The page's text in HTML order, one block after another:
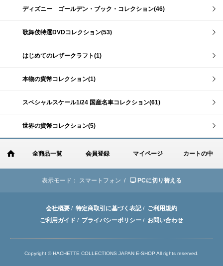
ディズニー ゴールデン・ブック・コレクション(46)
歌舞伎特選DVDコレクション(53)
はじめてのレザークラフト(1)
本物の貨幣コレクション(1)
スペシャルスケール1/24 国産名車コレクション(61)
世界の貨幣コレクション(5)
全商品一覧 会員登録 マイページ カートの中
表示モード： スマートフォン / PCに切り替える
会社概要 / 特定商取引に基づく表記/ ご利用規約
ご利用ガイド / プライバシーポリシー / お問い合わせ
Copyright © HACHETTE COLLECTIONS JAPAN E-SHOP All rights reserved.